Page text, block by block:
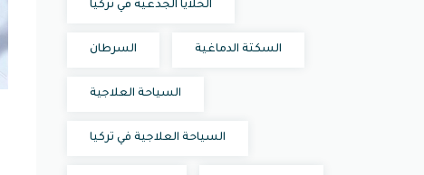
الخلايا الجذعية في تركيا
السرطان السكتة الدماغية
السياحة العلاجية
السياحة العلاجية في تركيا